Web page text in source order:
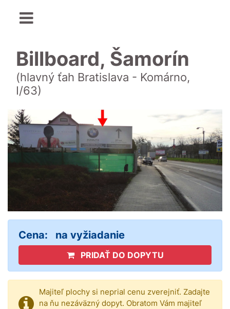
Billboard, Šamorín
(hlavný ťah Bratislava - Komárno,
I/63)
Cena: na vyžiadanie
PRIDAŤ DO DOPYTU
Majiteľ plochy si neprial cenu zverejniť. Zadajte
na ňu nezáväzný dopyt. Obratom Vám majiteľ